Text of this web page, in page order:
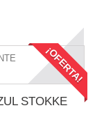
¡OFERTA!
STOKKE